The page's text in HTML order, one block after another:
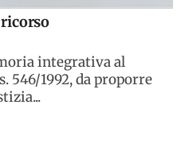
integrativa al
546/1992, da proporre